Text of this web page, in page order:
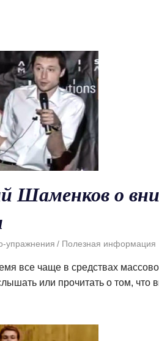
Шаменков о
упражнения Полезная информация
все чаще в средствах
или прочитать о том, что